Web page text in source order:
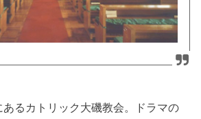
るカトリック大磯教会。ドラマの